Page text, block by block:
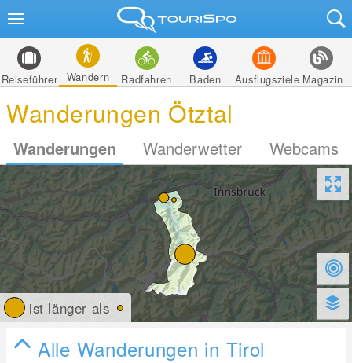
Reiseführer Wandern Radfahren Baden Ausflugsziele Magazin
Wanderungen Ötztal
Wanderungen Wanderwetter Webcams
ist länger als
Alle Wanderungen in Tirol